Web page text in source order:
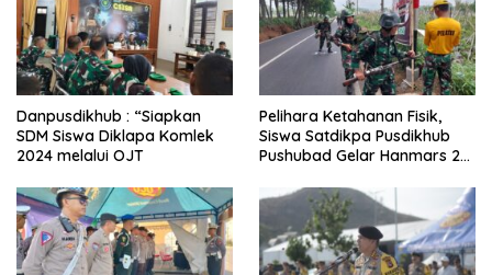
Danpusdikhub : “Siapkan
SDM Siswa Diklapa Komlek
2024 melalui OJT
Pelihara Ketahanan Fisik,
Siswa Satdikpa Pusdikhub
Pushubad Gelar Hanmars 25